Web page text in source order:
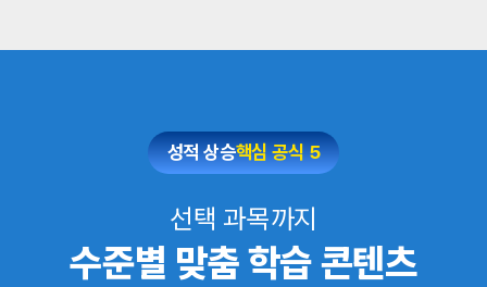
성적 상승핵심 공식 5
선택 과목까지
수준별 맞춤 학습 콘텐츠